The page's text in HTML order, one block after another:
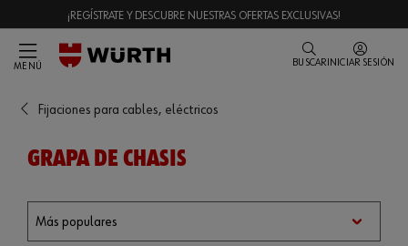
¡REGÍSTRATE Y DESCUBRE NUESTRAS OFERTAS EXCLUSIVAS!
MENÚ BUSCAR INICIAR SESIÓN
Fijaciones para cables, eléctricos
GRAPA DE CHASIS